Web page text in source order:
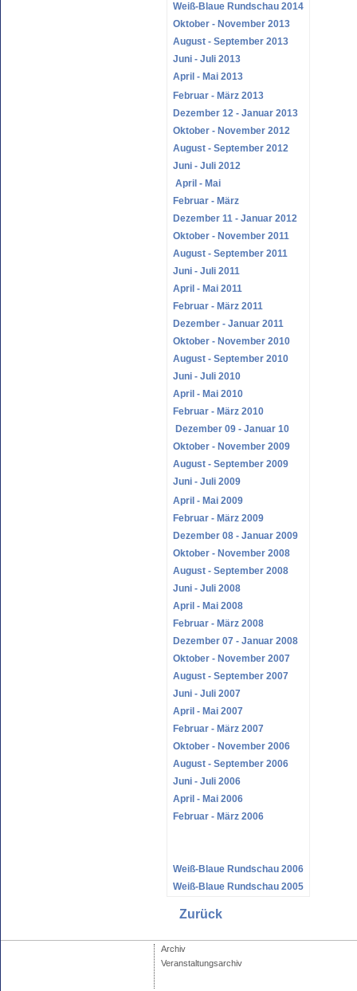
Weiß-Blaue Rundschau 2014
Oktober - November 2013
August - September 2013
Juni - Juli 2013
April - Mai 2013
Februar - März 2013
Dezember 12 - Januar 2013
Oktober - November 2012
August - September 2012
Juni - Juli 2012
April - Mai
Februar - März
Dezember 11 - Januar 2012
Oktober - November 2011
August - September 2011
Juni - Juli 2011
April - Mai 2011
Februar - März 2011
Dezember - Januar 2011
Oktober - November 2010
August - September 2010
Juni - Juli 2010
April - Mai 2010
Februar - März 2010
Dezember 09 - Januar 10
Oktober - November 2009
August - September 2009
Juni - Juli 2009
April - Mai 2009
Februar - März 2009
Dezember 08 - Januar 2009
Oktober - November 2008
August - September 2008
Juni - Juli 2008
April - Mai 2008
Februar - März 2008
Dezember 07 - Januar 2008
Oktober - November 2007
August - September 2007
Juni - Juli 2007
April - Mai 2007
Februar - März 2007
Oktober - November 2006
August - September 2006
Juni - Juli 2006
April - Mai 2006
Februar - März 2006
Weiß-Blaue Rundschau 2006
Weiß-Blaue Rundschau 2005
Zurück
Archiv
Veranstaltungsarchiv